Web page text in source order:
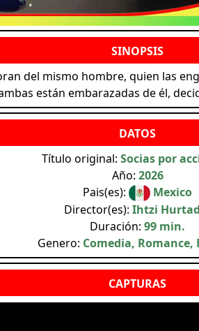
del mismo hombre, quien las
están embarazadas de él,
Título original: Socias por
Año: 2026
Pais(es):
Mexico
Director(es): Ihtzi
Duración: 99 min.
Genero: Comedia, Romance,